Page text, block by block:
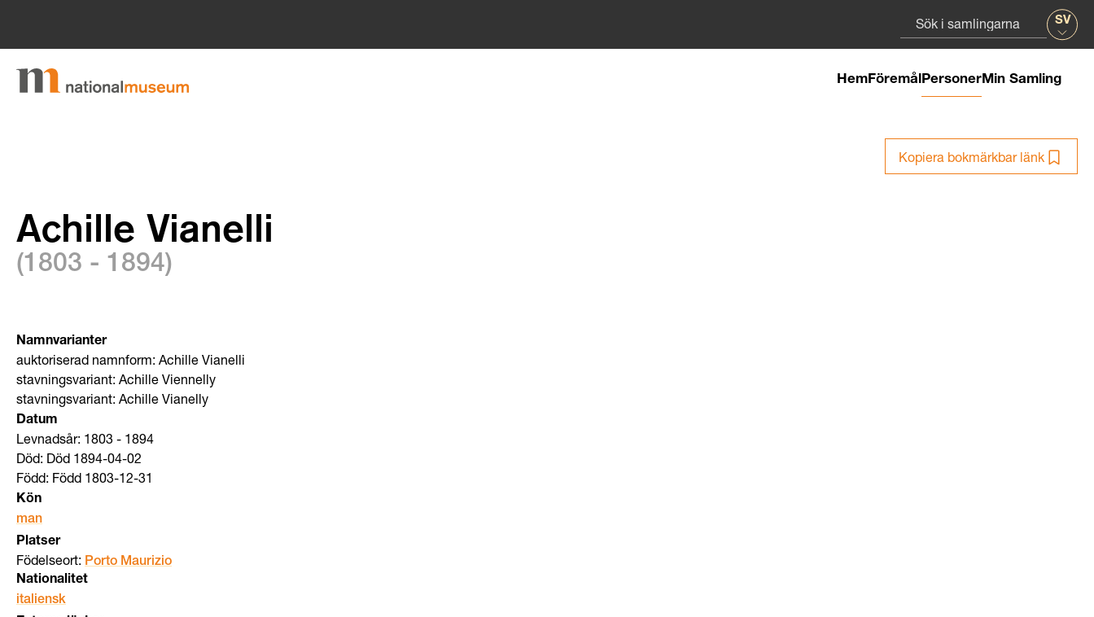
SV
HemFöremålPersonerMin Samling
Kopiera bokmärkbar länk
Achille Vianelli
(1803 - 1894)
Namnvarianter
auktoriserad namnform: Achille Vianelli
stavningsvariant: Achille Viennelly
stavningsvariant: Achille Vianelly
Datum
Levnadsår: 1803 - 1894
Död: Död 1894-04-02
Född: Född 1803-12-31
Kön
man
Platser
Födelseort: Porto Maurizio
Nationalitet
italiensk